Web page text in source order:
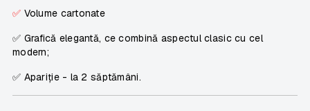
✅ Volume cartonate
✅ Grafică elegantă, ce combină aspectul clasic cu cel
modern;
✅ Apariție - la 2 săptămâni.